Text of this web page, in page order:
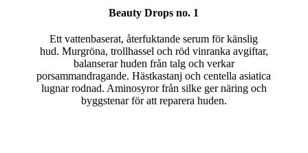
Beauty Drops no. 1
Ett vattenbaserat, återfuktande serum för känslig
hud. Murgröna, trollhassel och röd vinranka avgiftar,
balanserar huden från talg och verkar
porsammandragande. Hästkastanj och centella asiatica
lugnar rodnad. Aminosyror från silke ger näring och
byggstenar för att reparera huden.